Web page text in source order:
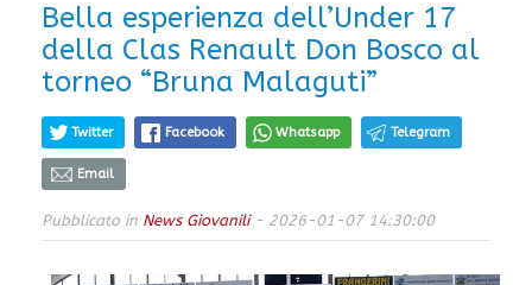
Bella esperienza dell’Under 17
della Clas Renault Don Bosco al
torneo “Bruna Malaguti”
Twitter Facebook Whatsapp Telegram
Email
Pubblicato in News Giovanili- 2026-01-07 14:30:00